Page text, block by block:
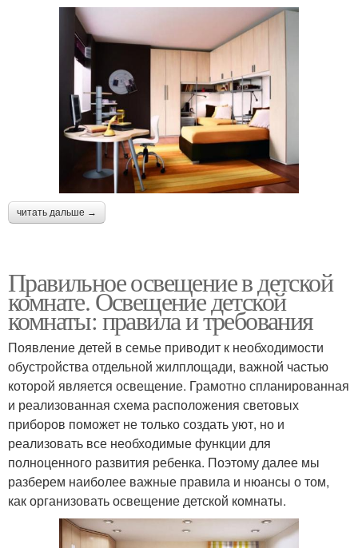
читать дальше →
Правильное освещение в детской
комнате. Освещение детской
комнаты: правила и требования
Появление детей в семье приводит к необходимости
обустройства отдельной жилплощади, важной частью
которой является освещение. Грамотно спланированная
и реализованная схема расположения световых
приборов поможет не только создать уют, но и
реализовать все необходимые функции для
полноценного развития ребенка. Поэтому далее мы
разберем наиболее важные правила и нюансы о том,
как организовать освещение детской комнаты.